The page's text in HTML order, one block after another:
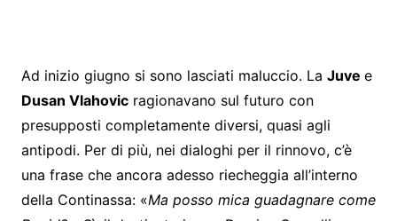
Ad inizio giugno si sono lasciati maluccio. La Juve e
Dusan Vlahovicragionavano sul futuro con
presupposti completamente diversi, quasi agli
antipodi. Per di più, nei dialoghi per il rinnovo, c’è
una frase che ancora adesso riecheggia all’interno
della Continassa: «Ma posso mica guadagnare come